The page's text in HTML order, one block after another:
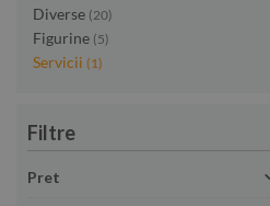
Diverse (20)
Figurine (5)
Servicii (1)
Filtre
Pret